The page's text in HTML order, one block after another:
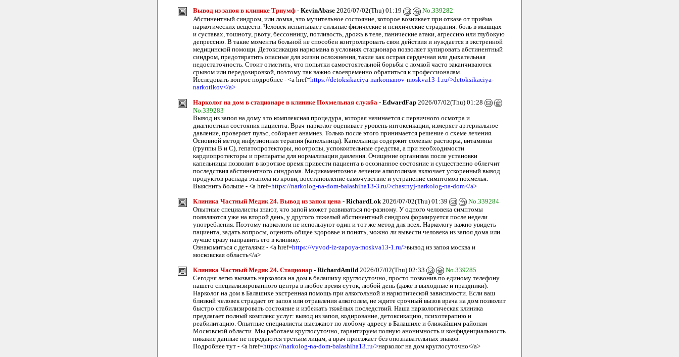
Вывод из запоя в клинике Триумф - KevinAbase 2026/07/02(Thu) 01:19
No.339282
Абстинентный синдром, или ломка, это мучительное состояние, которое возникает при отказе от приёма
наркотических веществ. Человек испытывает сильные физические и психические страдания: боль в мышцах
и суставах, тошноту, рвоту, бессонницу, потливость, дрожь в теле, панические атаки, агрессию или глубокую
депрессию. В такие моменты больной не способен контролировать свои действия и нуждается в экстренной
медицинской помощи. Детоксикация наркомана в условиях стационара позволяет купировать абстинентный
синдром, предотвратить опасные для жизни осложнения, такие как острая сердечная или дыхательная
недостаточность. Стоит отметить, что попытки самостоятельной борьбы с ломкой часто заканчиваются
срывом или передозировкой, поэтому так важно своевременно обратиться к профессионалам.
Исследовать вопрос подробнее - <a href=https://detoksikaciya-narkomanov-moskva13-1.ru/>detoksikaciya-
narkotikov</a>
Нарколог на дом в стационаре в клинике Похмельная служба - EdwardFap 2026/07/02(Thu) 01:28
No.339283
Вывод из запоя на дому это комплексная процедура, которая начинается с первичного осмотра и
диагностики состояния пациента. Врач-нарколог оценивает уровень интоксикации, измеряет артериальное
давление, проверяет пульс, собирает анамнез. Только после этого принимается решение о схеме лечения.
Основной метод инфузионная терапия (капельница). Капельница содержит солевые растворы, витамины
(группы B и C), гепатопротекторы, ноотропы, успокоительные средства, а при необходимости
кардиопротекторы и препараты для нормализации давления. Очищение организма после установки
капельницы позволит в короткое время привести пациента в осознанное состояние и существенно облегчит
последствия абстинентного синдрома. Медикаментозное лечение алкоголизма включает ускоренный вывод
продуктов распада этанола из крови, восстановление самочувствие и устранение симптомов похмелья.
Выяснить больше - <a href=https://narkolog-na-dom-balashiha13-3.ru/>chastnyj-narkolog-na-dom</a>
Клиника Частный Медик 24. Вывод из запоя цена - RichardLok 2026/07/02(Thu) 01:39
No.339284
Опытные специалисты знают, что запой может развиваться по-разному. У одного человека симптомы
появляются уже на второй день, у другого тяжелый абстинентный синдром формируется после недели
употребления. Поэтому наркологи не используют один и тот же метод для всех. Наркологу важно увидеть
пациента, задать вопросы, оценить общее здоровье и понять, можно ли вывести человека из запоя дома или
лучше сразу направить его в клинику.
Ознакомиться с деталями - <a href=https://vyvod-iz-zapoya-moskva13-1.ru/>вывод из запоя москва и
московская область</a>
Клиника Частный Медик 24. Стационар - RichardAmild 2026/07/02(Thu) 02:33
No.339285
Сегодня легко вызвать нарколога на дом в балашиху круглосуточно, просто позвонив по единому телефону
нашего специализированного центра в любое время суток, любой день (даже в выходные и праздники).
Нарколог на дом в Балашихе экстренная помощь при алкогольной и наркотической зависимости. Если ваш
близкий человек страдает от запоя или отравления алкоголем, не ждите срочный вызов врача на дом позволит
быстро стабилизировать состояние и избежать тяжёлых последствий. Наша наркологическая клиника
предлагает полный комплекс услуг: вывод из запоя, кодирование, детоксикацию, психотерапию и
реабилитацию. Опытные специалисты выезжают по любому адресу в Балашихе и ближайшим районам
Московской области. Мы работаем круглосуточно, гарантируем полную анонимность и конфиденциальность
никакие данные не передаются третьим лицам, а врач приезжает без опознавательных знаков.
Подробнее тут - <a href=https://narkolog-na-dom-balashiha13.ru/>нарколог на дом круглосуточно</a>